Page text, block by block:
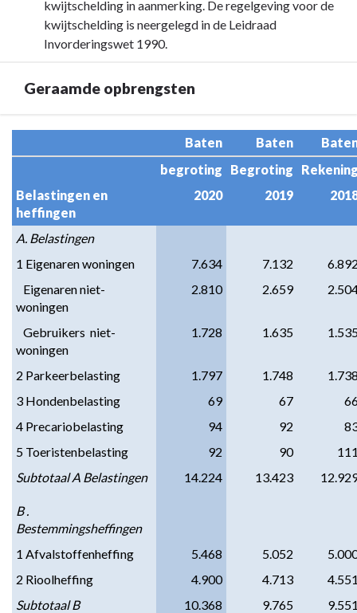
kwijtschelding in aanmerking. De regelgeving voor de
kwijtschelding is neergelegd in de Leidraad
Invorderingswet 1990.
Geraamde opbrengsten
naar
Paragraaf
heffingen
Geraamde
opbrengsten
Baten Baten
begroting
Begroting
Belastingen en
heffingen
2020 2019
A. Belastingen
1 Eigenaren woningen
7.634 7.132
woningen
2.810 2.659
woningen
1.728 1.635
2 Parkeerbelasting 1.797 1.748
3 Hondenbelasting
69 67
4 Precariobelasting
94 92
5 Toeristenbelasting
92 90
Subtotaal A Belastingen
14.224 13.423
B .
Bestemmingsheffingen
1 Afvalstoffenheffing
5.468 5.052
2 Rioolheffing
4.900 4.713
Subtotaal B
10.368 9.765